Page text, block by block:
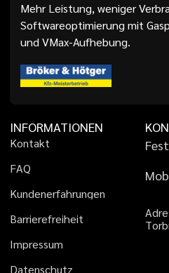
Mehr Leistung, weniger
Softwareoptimierung mit
und VMax-Aufhebung.
INFORMATIONEN
Kontakt
FAQ
Kundenerfahrungen
Barrierefreiheit
Impressum
Datenschutz
Adre
Torb